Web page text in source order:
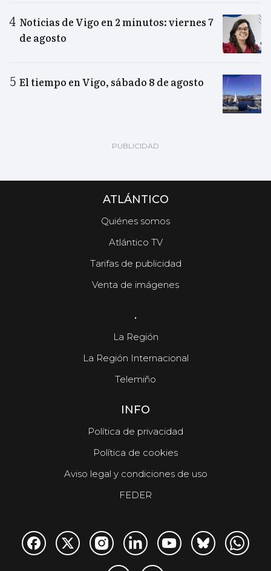
Noticias de Vigo en 2 minutos: viernes 7
de agosto
El tiempo en Vigo, sábado 8 de agosto
ATLÁNTICO
Quiénes somos
Atlántico TV
Tarifas de publicidad
Venta de imágenes
.
La Región
La Región Internacional
Telemiño
INFO
Política de privacidad
Política de cookies
Aviso legal y condiciones de uso
FEDER